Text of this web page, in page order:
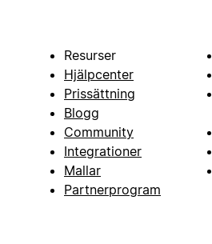
Resurser
Hjälpcenter
Prissättning
Blogg
Community
Integrationer
Mallar
Partnerprogram